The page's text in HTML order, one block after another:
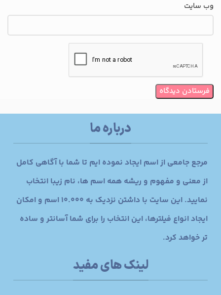
وب‌ سایت
درباره ما
مرجع جامعی از اسم ایجاد نموده ایم تا شما با آگاهی کامل
از معنی و مفهوم و ریشه همه اسم ها، نام زیبا انتخاب
نمایید. این سایت با داشتن نزدیک به 10.000 اسم و امکان
ایجاد انواع فیلترها، این انتخاب را برای شما آسانتر و ساده
تر خواهد کرد.
لینک های مفید